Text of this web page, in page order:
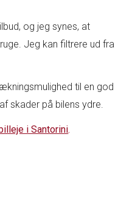
og jeg synes, at
Jeg kan filtrere ud fra
til en god
skader på bilens ydre.
i Santorini.